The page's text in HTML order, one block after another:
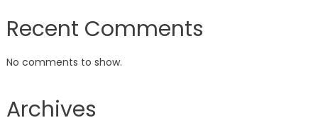
Recent Comments
No comments to show.
Archives